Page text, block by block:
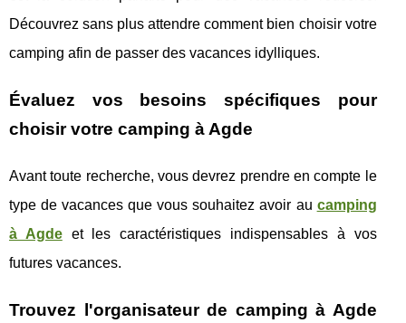
Découvrez sans plus attendre comment bien choisir votre
camping afin de passer des vacances idylliques.
Évaluez vos besoins spécifiques pour
choisir votre camping à Agde
Avant toute recherche, vous devrez prendre en compte le
type de vacances que vous souhaitez avoir au camping
à Agdeet les caractéristiques indispensables à vos
futures vacances.
Trouvez l'organisateur de camping à Agde